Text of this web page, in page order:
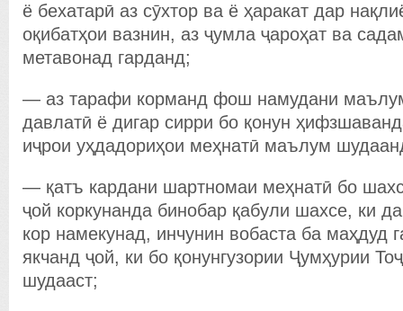
ё бехатарӣ аз сӯхтор ва ё ҳаракат дар
оқибатҳои вазнин, аз ҷумла ҷароҳат ва
метавонад гарданд;
— аз тарафи корманд фош намудани
давлатӣ ё дигар сирри бо қонун
иҷрои уҳдадориҳои меҳнатӣ маълум
— қатъ кардани шартномаи меҳнатӣ бо
ҷой коркунанда бинобар қабули шахсе, ки
кор намекунад, инчунин вобаста ба маҳдуд
якчанд ҷой, ки бо қонунгузории Ҷумҳурии
шудааст;